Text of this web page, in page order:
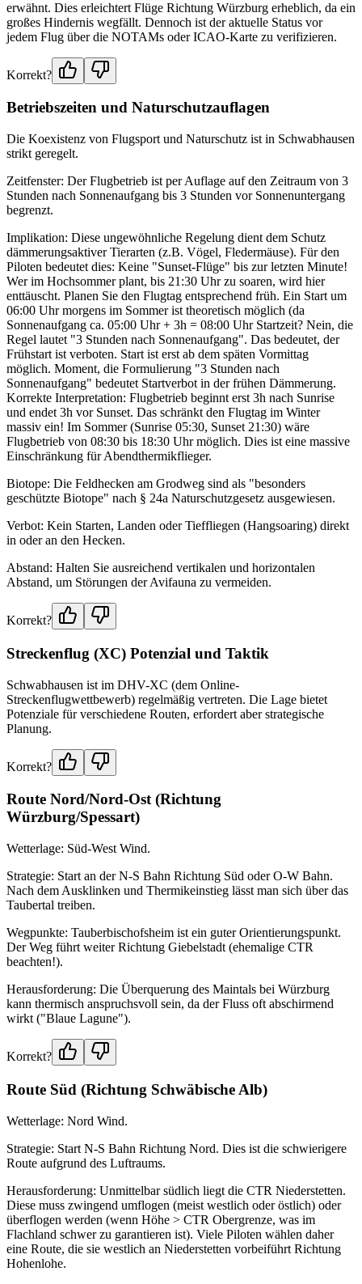
erwähnt. Dies erleichtert Flüge Richtung Würzburg erheblich, da ein
großes Hindernis wegfällt. Dennoch ist der aktuelle Status vor
jedem Flug über die NOTAMs oder ICAO-Karte zu verifizieren.
Korrekt?
Betriebszeiten und Naturschutzauflagen
Die Koexistenz von Flugsport und Naturschutz ist in Schwabhausen
strikt geregelt.
Zeitfenster: Der Flugbetrieb ist per Auflage auf den Zeitraum von 3
Stunden nach Sonnenaufgang bis 3 Stunden vor Sonnenuntergang
begrenzt.
Implikation: Diese ungewöhnliche Regelung dient dem Schutz
dämmerungsaktiver Tierarten (z.B. Vögel, Fledermäuse). Für den
Piloten bedeutet dies: Keine "Sunset-Flüge" bis zur letzten Minute!
Wer im Hochsommer plant, bis 21:30 Uhr zu soaren, wird hier
enttäuscht. Planen Sie den Flugtag entsprechend früh. Ein Start um
06:00 Uhr morgens im Sommer ist theoretisch möglich (da
Sonnenaufgang ca. 05:00 Uhr + 3h = 08:00 Uhr Startzeit? Nein, die
Regel lautet "3 Stunden nach Sonnenaufgang". Das bedeutet, der
Frühstart ist verboten. Start ist erst ab dem späten Vormittag
möglich. Moment, die Formulierung "3 Stunden nach
Sonnenaufgang" bedeutet Startverbot in der frühen Dämmerung.
Korrekte Interpretation: Flugbetrieb beginnt erst 3h nach Sunrise
und endet 3h vor Sunset. Das schränkt den Flugtag im Winter
massiv ein! Im Sommer (Sunrise 05:30, Sunset 21:30) wäre
Flugbetrieb von 08:30 bis 18:30 Uhr möglich. Dies ist eine massive
Einschränkung für Abendthermikflieger.
Biotope: Die Feldhecken am Grodweg sind als "besonders
geschützte Biotope" nach § 24a Naturschutzgesetz ausgewiesen.
Verbot: Kein Starten, Landen oder Tieffliegen (Hangsoaring) direkt
in oder an den Hecken.
Abstand: Halten Sie ausreichend vertikalen und horizontalen
Abstand, um Störungen der Avifauna zu vermeiden.
Korrekt?
Streckenflug (XC) Potenzial und Taktik
Schwabhausen ist im DHV-XC (dem Online-
Streckenflugwettbewerb) regelmäßig vertreten. Die Lage bietet
Potenziale für verschiedene Routen, erfordert aber strategische
Planung.
Korrekt?
Route Nord/Nord-Ost (Richtung
Würzburg/Spessart)
Wetterlage: Süd-West Wind.
Strategie: Start an der N-S Bahn Richtung Süd oder O-W Bahn.
Nach dem Ausklinken und Thermikeinstieg lässt man sich über das
Taubertal treiben.
Wegpunkte: Tauberbischofsheim ist ein guter Orientierungspunkt.
Der Weg führt weiter Richtung Giebelstadt (ehemalige CTR
beachten!).
Herausforderung: Die Überquerung des Maintals bei Würzburg
kann thermisch anspruchsvoll sein, da der Fluss oft abschirmend
wirkt ("Blaue Lagune").
Korrekt?
Route Süd (Richtung Schwäbische Alb)
Wetterlage: Nord Wind.
Strategie: Start N-S Bahn Richtung Nord. Dies ist die schwierigere
Route aufgrund des Luftraums.
Herausforderung: Unmittelbar südlich liegt die CTR Niederstetten.
Diese muss zwingend umflogen (meist westlich oder östlich) oder
überflogen werden (wenn Höhe > CTR Obergrenze, was im
Flachland schwer zu garantieren ist). Viele Piloten wählen daher
eine Route, die sie westlich an Niederstetten vorbeiführt Richtung
Hohenlohe.